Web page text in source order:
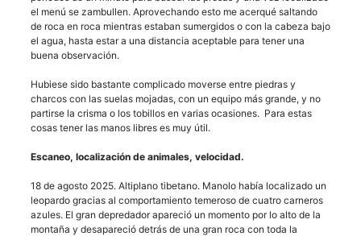
el menú se zambullen. Aprovechando esto me acerqué saltando
de roca en roca mientras estaban sumergidos o con la cabeza bajo
el agua, hasta estar a una distancia aceptable para tener una
buena observación.
Hubiese sido bastante complicado moverse entre piedras y
charcos con las suelas mojadas, con un equipo más grande, y no
partirse la crisma o los tobillos en varias ocasiones. Para estas
cosas tener las manos libres es muy útil.
Escaneo, localización de animales, velocidad.
18 de agosto 2025. Altiplano tibetano. Manolo había localizado un
leopardo gracias al comportamiento temeroso de cuatro carneros
azules. El gran depredador apareció un momento por lo alto de la
montaña y desapareció detrás de una gran roca con toda la